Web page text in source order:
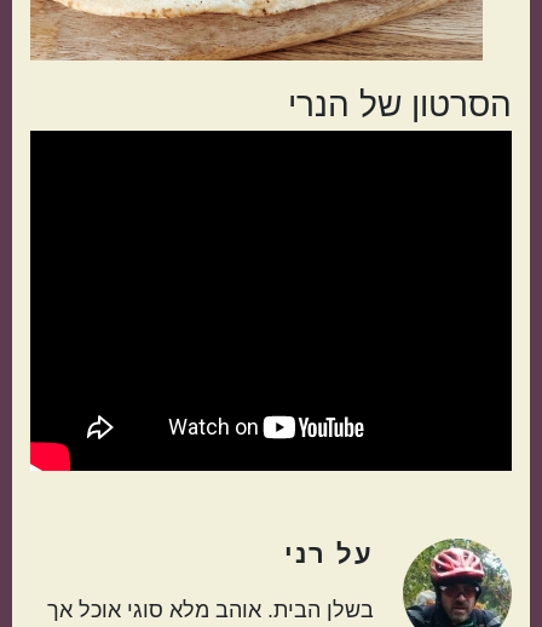
הסרטון של הנרי
על רני
בשלן הבית. אוהב מלא סוגי אוכל אך
הכול בסיר אחד מתאימות כמתנה